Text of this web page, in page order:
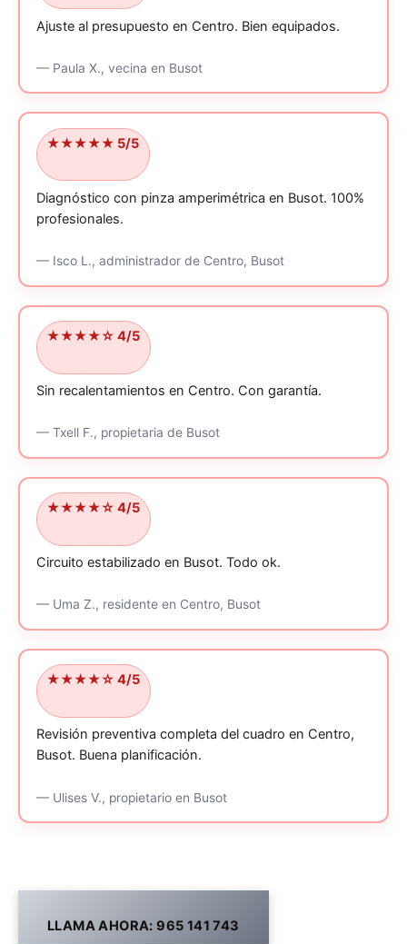
Ajuste al presupuesto en Centro. Bien equipados.
—Paula X., vecina en Busot
★★★★★ 5/5
Diagnóstico con pinza amperimétrica en Busot. 100%
profesionales.
—Isco L., administradorde Centro, Busot
★★★★☆ 4/5
Sin recalentamientos en Centro. Con garantía.
—Txell F., propietaria de Busot
★★★★☆ 4/5
Circuito estabilizado en Busot. Todo ok.
—Uma Z., residenteen Centro, Busot
★★★★☆ 4/5
Revisión preventiva completa del cuadro en Centro,
Busot. Buena planificación.
—Ulises V., propietarioen Busot
LLAMA AHORA: 965 141 743